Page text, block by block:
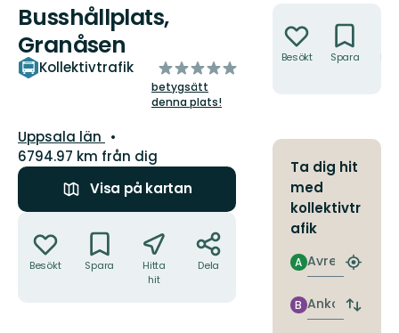
Busshållplats,
Granåsen
Kollektivtrafik
av
5
stjärnor
betygsätt
denna plats!
Län:
Uppsala län
6794.97 km från dig
Visa på kartan
Besökt Spara
Hitta
hit
Dela
Besökt Spara
Ta dig hit
med
kollektivtr
afik
Avresa
A
Hitta
Ankomst
B
Byt